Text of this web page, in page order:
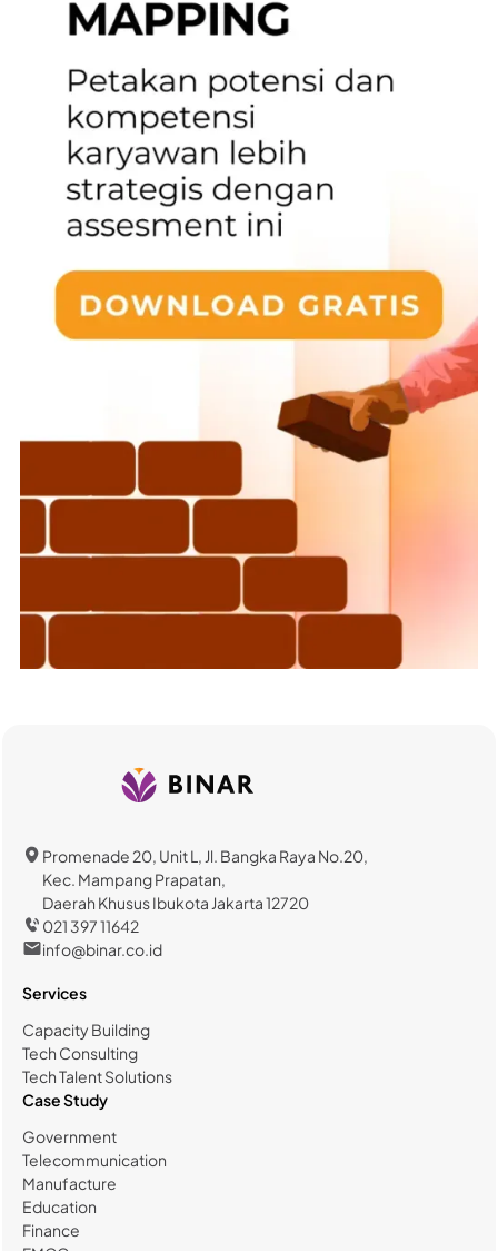
Promenade 20, Unit L, Jl. Bangka Raya No.20,
Kec. Mampang Prapatan,
Daerah Khusus Ibukota Jakarta 12720
021 397 11642
info@binar.co.id
Services
Capacity Building
Tech Consulting
Tech Talent Solutions
Case Study
Government
Telecommunication
Manufacture
Education
Finance